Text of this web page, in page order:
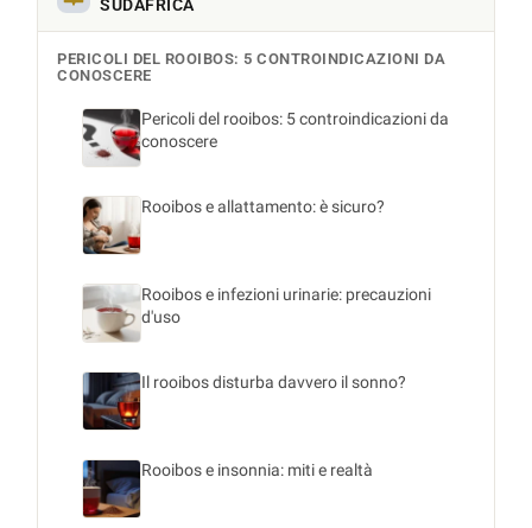
SUDAFRICA
PERICOLI DEL ROOIBOS: 5 CONTROINDICAZIONI DA
CONOSCERE
Pericoli del rooibos: 5 controindicazioni da
conoscere
Rooibos e allattamento: è sicuro?
Rooibos e infezioni urinarie: precauzioni
d'uso
Il rooibos disturba davvero il sonno?
Rooibos e insonnia: miti e realtà